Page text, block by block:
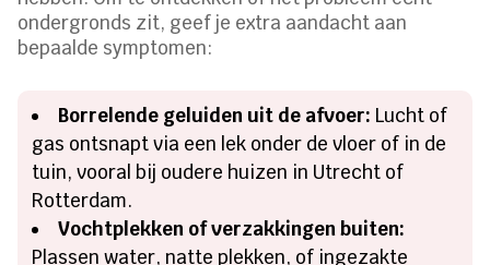
ondergronds zit, geef je extra aandacht aan
bepaalde symptomen:
Borrelende geluiden uit de afvoer: Lucht of
gas ontsnapt via een lek onder de vloer of in de
tuin, vooral bij oudere huizen in Utrecht of
Rotterdam.
Vochtplekken of verzakkingen buiten:
Plassen water, natte plekken, of ingezakte